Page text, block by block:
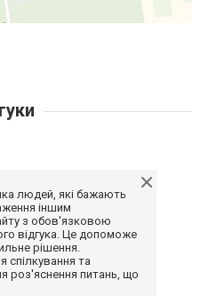
людей, які бажають
іншим
з обов'язковою
відгука. Це допоможе
рішення.
спілкування та
роз'яснення питань, що